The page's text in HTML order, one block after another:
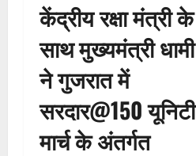
केंद्रीय रक्षा मंत्री के
साथ मुख्यमंत्री धामी
ने गुजरात में
सरदार@150 यूनिटी
मार्च के अंतर्गत